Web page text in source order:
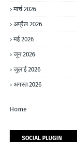
मार्च 2026
अप्रैल 2026
मई 2026
जून 2026
जुलाई 2026
अगस्त 2026
Home
SOCIAL PLUGIN